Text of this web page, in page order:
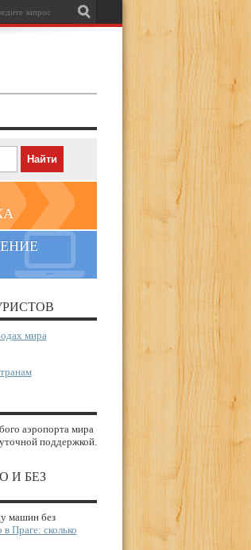
мира
аэропорта мира
поддержкой.
И БЕЗ
машин без
Праге: сколько